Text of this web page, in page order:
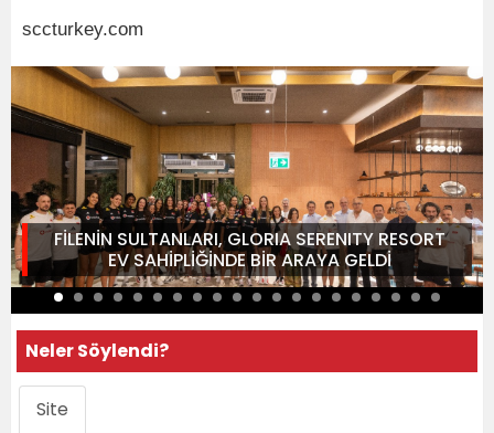
sccturkey.com
FİLENİN SULTANLARI, GLORIA SERENITY RESORT
EV SAHİPLİĞİNDE BİR ARAYA GELDİ
Neler Söylendi?
Site